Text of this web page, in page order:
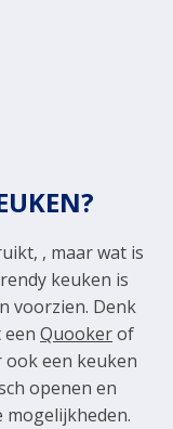
, maar wat is
keuken is
voorzien. Denk
Quookerof
een keuken
openen en